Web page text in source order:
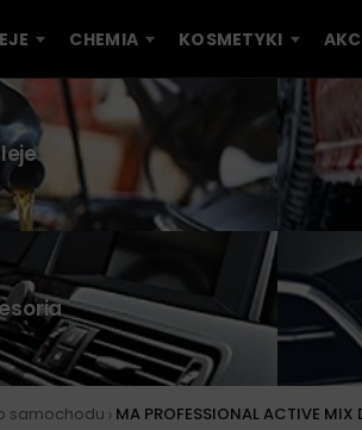
CHEMIA KOSMETYKI
samochodu › MA PROFESSIONAL ACTIVE